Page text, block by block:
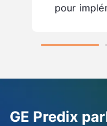
pour
GE Predix